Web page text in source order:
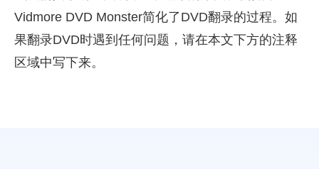
Vidmore DVD Monster简化了DVD翻录的过程。如
果翻录DVD时遇到任何问题，请在本文下方的注释
区域中写下来。